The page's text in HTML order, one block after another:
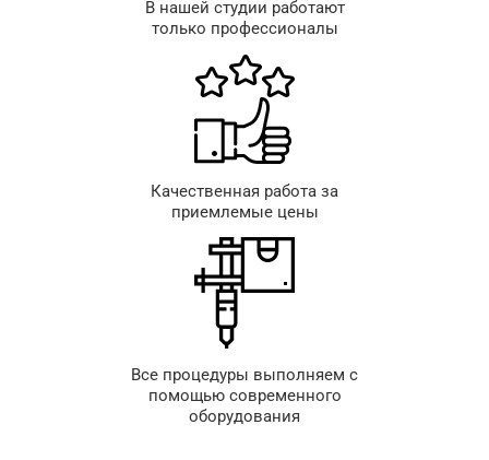
В нашей студии работают
только профессионалы
Качественная работа за
приемлемые цены
Все процедуры выполняем с
помощью современного
оборудования